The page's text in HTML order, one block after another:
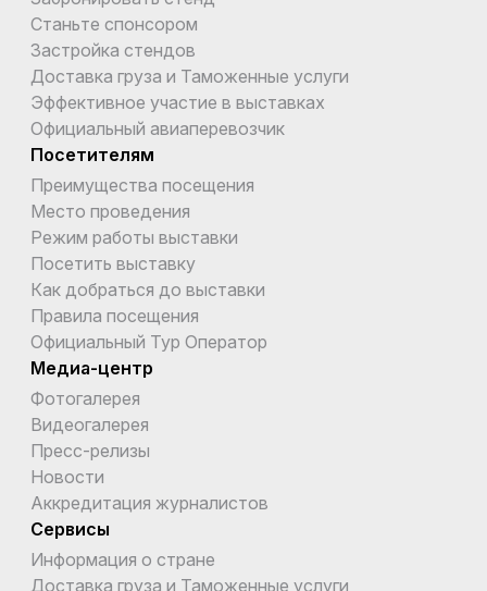
Станьте спонсором
Застройка стендов
Доставка груза и Таможенные услуги
Эффективное участие в выставках
Официальный авиаперевозчик
Посетителям
Преимущества посещения
Место проведения
Режим работы выставки
Посетить выставку
Как добраться до выставки
Правила посещения
Официальный Тур Оператор
Медиа-центр
Фотогалерея
Видеогалерея
Пресс-релизы
Новости
Аккредитация журналистов
Сервисы
Информация о стране
Доставка груза и Таможенные услуги